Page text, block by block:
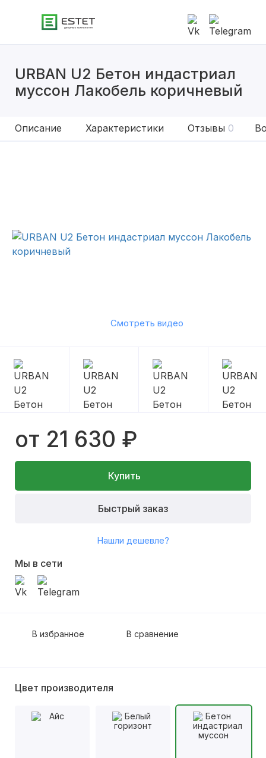
URBAN U2 Бетон индастриал
муссон Лакобель коричневый
Описание Характеристики Отзывы 0
Смотреть видео
от 21 630 ₽
Купить
Быстрый заказ
Нашли дешевле?
Мы в сети
В избранное В сравнение
Цвет производителя